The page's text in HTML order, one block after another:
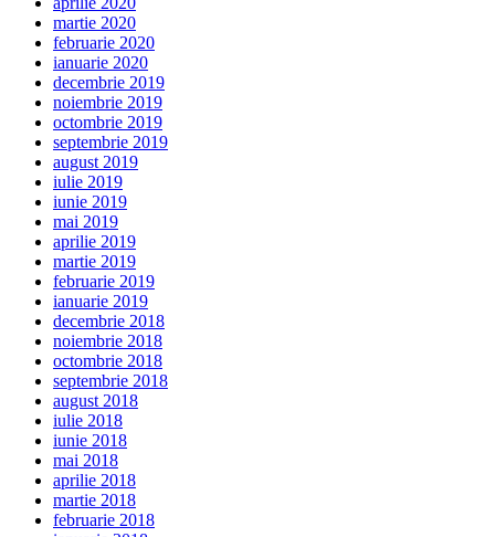
martie 2020
februarie 2020
ianuarie 2020
decembrie 2019
noiembrie 2019
octombrie 2019
septembrie 2019
august 2019
iulie 2019
iunie 2019
mai 2019
aprilie 2019
martie 2019
februarie 2019
ianuarie 2019
decembrie 2018
noiembrie 2018
octombrie 2018
septembrie 2018
august 2018
iulie 2018
iunie 2018
mai 2018
aprilie 2018
martie 2018
februarie 2018